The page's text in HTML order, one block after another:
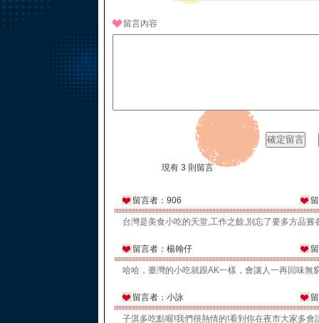
留言內容
現有 3 則留言
留言者：906
台灣是美食小吃的天堂,工作之餘,別忘了要多方品嘗
留言者：楊翰仔
哈哈，臺灣的小吃就跟AK一樣，會讓人一再回味無
留言者：小詠
子淇多吃點喔!我們很熱情的!看到你在夜市大家多